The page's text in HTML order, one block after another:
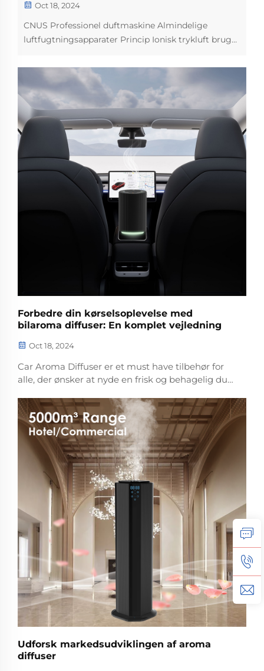
Oct 18, 2024
CNUS Professionel duftmaskine Almindelige
luftfugtningsapparater Princip Ionisk trykluft bruges
æteriske olier til partikler Ren æterisk olie, ingen
vand Den højfrekvente svingning af elektroner
bryder...
Forbedre din kørselsoplevelse med
bilaroma diffuser: En komplet vejledning
Oct 18, 2024
Car Aroma Diffuser er et must have tilbehør for
alle, der ønsker at nyde en frisk og behagelig duft
designet til at give en beroligende og
forfriskende atmosfære inde i bilen, hvilket gør
din rejse mere...
Udforsk markedsudviklingen af aroma
diffuser